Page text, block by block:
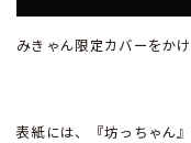
みきゃん限定カバーをか
表紙には、『坊っちゃん